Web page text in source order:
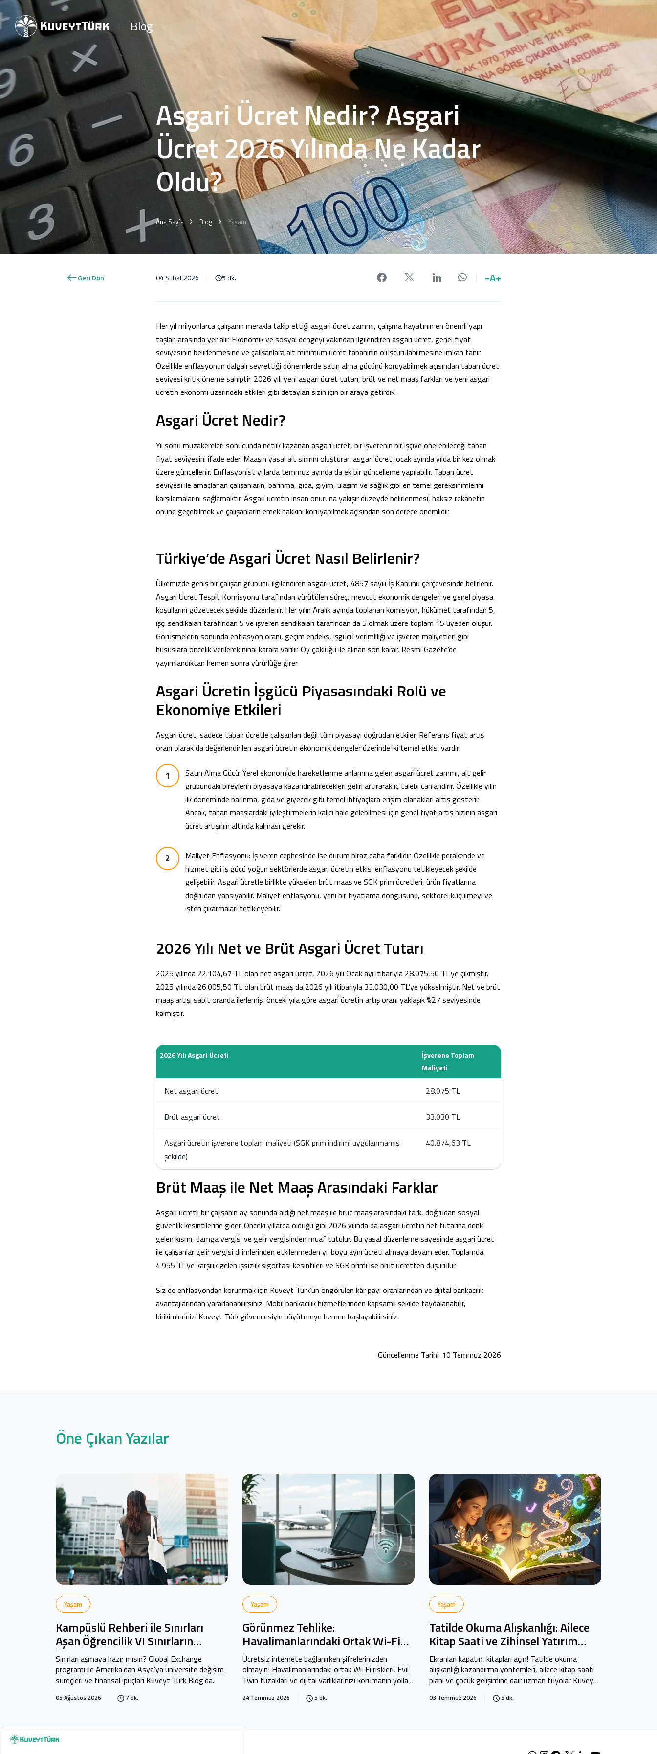
Blog
Asgari Ücret Nedir? Asgari
Ücret 2026 Yılında Ne Kadar
Oldu?
Ana Sayfa Blog Yaşam
Geri Dön 04 Şubat 2026 5 dk. Facebook'da paylaş
X'de paylaşLinkedIn'de paylaş
Whatsapp'da paylaş
−A+
Her yıl milyonlarca çalışanın merakla takip ettiği asgari ücret zammı, çalışma hayatının en önemli yapı
taşları arasında yer alır. Ekonomik ve sosyal dengeyi yakından ilgilendiren asgari ücret, genel fiyat
seviyesinin belirlenmesine ve çalışanlara ait minimum ücret tabanının oluşturulabilmesine imkan tanır.
Özellikle enflasyonun dalgalı seyrettiği dönemlerde satın alma gücünü koruyabilmek açısından taban ücret
seviyesi kritik öneme sahiptir. 2026 yılı yeni asgari ücret tutarı, brüt ve net maaş farkları ve yeni asgari
ücretin ekonomi üzerindeki etkileri gibi detayları sizin için bir araya getirdik.
Asgari Ücret Nedir?
Yıl sonu müzakereleri sonucunda netlik kazanan asgari ücret, bir işverenin bir işçiye önerebileceği taban
fiyat seviyesini ifade eder. Maaşın yasal alt sınırını oluşturan asgari ücret, ocak ayında yılda bir kez olmak
üzere güncellenir. Enflasyonist yıllarda temmuz ayında da ek bir güncelleme yapılabilir. Taban ücret
seviyesi ile amaçlanan çalışanların, barınma, gıda, giyim, ulaşım ve sağlık gibi en temel gereksinimlerini
karşılamalarını sağlamaktır. Asgari ücretin insan onuruna yakışır düzeyde belirlenmesi, haksız rekabetin
önüne geçebilmek ve çalışanların emek hakkını koruyabilmek açısından son derece önemlidir.
Türkiye’de Asgari Ücret Nasıl Belirlenir?
Ülkemizde geniş bir çalışan grubunu ilgilendiren asgari ücret, 4857 sayılı İş Kanunu çerçevesinde belirlenir.
Asgari Ücret Tespit Komisyonu tarafından yürütülen süreç, mevcut ekonomik dengeleri ve genel piyasa
koşullarını gözetecek şekilde düzenlenir. Her yılın Aralık ayında toplanan komisyon, hükümet tarafından 5,
işçi sendikaları tarafından 5 ve işveren sendikaları tarafından da 5 olmak üzere toplam 15 üyeden oluşur.
Görüşmelerin sonunda enflasyon oranı, geçim endeks, işgücü verimliliği ve işveren maliyetleri gibi
hususlara öncelik verilerek nihai karara varılır. Oy çokluğu ile alınan son karar, Resmi Gazete’de
yayımlandıktan hemen sonra yürürlüğe girer.
Asgari Ücretin İşgücü Piyasasındaki Rolü ve
Ekonomiye Etkileri
Asgari ücret, sadece taban ücretle çalışanları değil tüm piyasayı doğrudan etkiler. Referans fiyat artış
oranı olarak da değerlendirilen asgari ücretin ekonomik dengeler üzerinde iki temel etkisi vardır:
Satın Alma Gücü: Yerel ekonomide hareketlenme anlamına gelen asgari ücret zammı, alt gelir
grubundaki bireylerin piyasaya kazandırabilecekleri geliri artırarak iç talebi canlandırır. Özellikle yılın
ilk döneminde barınma, gıda ve giyecek gibi temel ihtiyaçlara erişim olanakları artış gösterir.
Ancak, taban maaşlardaki iyileştirmelerin kalıcı hale gelebilmesi için genel fiyat artış hızının asgari
ücret artışının altında kalması gerekir.
Maliyet Enflasyonu: İş veren cephesinde ise durum biraz daha farklıdır. Özellikle perakende ve
hizmet gibi iş gücü yoğun sektörlerde asgari ücretin etkisi enflasyonu tetikleyecek şekilde
gelişebilir. Asgari ücretle birlikte yükselen brüt maaş ve SGK prim ücretleri, ürün fiyatlarına
doğrudan yansıyabilir. Maliyet enflasyonu, yeni bir fiyatlama döngüsünü, sektörel küçülmeyi ve
işten çıkarmaları tetikleyebilir.
2026 Yılı Net ve Brüt Asgari Ücret Tutarı
2025 yılında 22.104,67 TL olan net asgari ücret, 2026 yılı Ocak ayı itibarıyla 28.075,50 TL'ye çıkmıştır.
2025 yılında 26.005,50 TL olan brüt maaş da 2026 yılı itibarıyla 33.030,00 TL’ye yükselmiştir. Net ve brüt
maaş artışı sabit oranda ilerlemiş, önceki yıla göre asgari ücretin artış oranı yaklaşık %27 seviyesinde
kalmıştır.
2026 Yılı Asgari Ücreti
İşverene Toplam
Maliyeti
Net asgari ücret 28.075 TL
Brüt asgari ücret 33.030 TL
Asgari ücretin işverene toplam maliyeti (SGK prim indirimi uygulanmamış
şekilde)
40.874,63 TL
Brüt Maaş ile Net Maaş Arasındaki Farklar
Asgari ücretli bir çalışanın ay sonunda aldığı net maaş ile brüt maaş arasındaki fark, doğrudan sosyal
güvenlik kesintilerine gider. Önceki yıllarda olduğu gibi 2026 yılında da asgari ücretin net tutarına denk
gelen kısmı, damga vergisi ve gelir vergisinden muaf tutulur. Bu yasal düzenleme sayesinde asgari ücret
ile çalışanlar gelir vergisi dilimlerinden etkilenmeden yıl boyu aynı ücreti almaya devam eder. Toplamda
4.955 TL’ye karşılık gelen işsizlik sigortası kesintileri ve SGK primi ise brüt ücretten düşürülür.
Siz de enflasyondan korunmak için Kuveyt Türk’ün öngörülen kâr payı oranlarından ve dijital bankacılık
avantajlarından yararlanabilirsiniz. Mobil bankacılık hizmetlerinden kapsamlı şekilde faydalanabilir,
birikimlerinizi Kuveyt Türk güvencesiyle büyütmeye hemen başlayabilirsiniz.
Güncellenme Tarihi: 10 Temmuz 2026
Öne Çıkan Yazılar
Yaşam
Kampüslü Rehberi ile Sınırları
Aşan Öğrencilik VI Sınırların
Ötesinde: Global Exchange
Sınırları aşmaya hazır mısın? Global Exchange
programı ile Amerika'dan Asya'ya üniversite değişim
süreçleri ve finansal ipuçları Kuveyt Türk Blog'da.
05 Ağustos 2026 7 dk.
Yaşam
Görünmez Tehlike:
Havalimanlarındaki Ortak Wi-Fi
Ağları Ne Kadar Güvenli?
Ücretsiz internete bağlanırken şifrelerinizden
olmayın! Havalimanlarındaki ortak Wi-Fi riskleri, Evil
Twin tuzakları ve dijital varlıklarınızı korumanın yolları
24 Temmuz 2026 5 dk.
Yaşam
Tatilde Okuma Alışkanlığı: Ailece
Kitap Saati ve Zihinsel Yatırım
Rehberi
Ekranları kapatın, kitapları açın! Tatilde okuma
alışkanlığı kazandırma yöntemleri, ailece kitap saati
planı ve çocuk gelişimine dair uzman tüyolar Kuveyt
03 Temmuz 2026 5 dk.